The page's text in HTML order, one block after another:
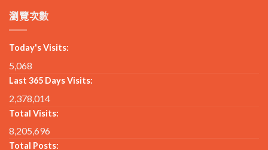
瀏覽次數
Today's Visits:
5,068
Last 365 Days Visits:
2,378,014
Total Visits:
8,205,696
Total Posts: